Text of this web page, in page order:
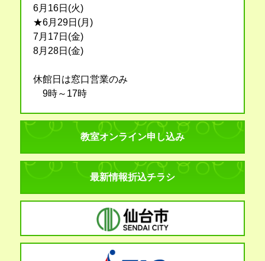
6月16日(火)
★6月29日(月)
7月17日(金)
8月28日(金)
休館日は窓口営業のみ
9時～17時
教室オンライン申し込み
最新情報折込チラシ